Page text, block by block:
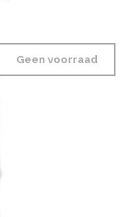
Geen voorraad